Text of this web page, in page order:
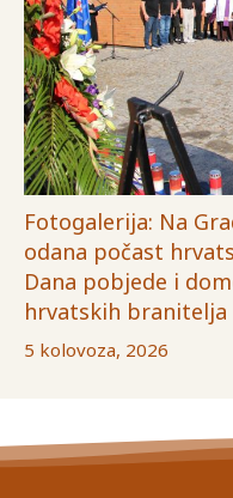
Fotogalerija: Na
odana počast
Dana pobjede i
hrvatskih branitelja
5 kolovoza, 2026